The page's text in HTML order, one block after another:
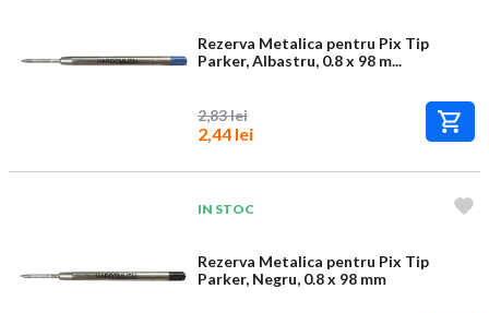
Rezerva Metalica pentru Pix Tip
Parker, Albastru, 0.8 x 98 m...
2,83 lei
2,44 lei
IN STOC
Rezerva Metalica pentru Pix Tip
Parker, Negru, 0.8 x 98 mm